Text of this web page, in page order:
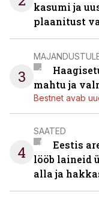
kasumi ja
plaanitust
3
mahtu ja
Bestnet avab
4
SAATED
Eestis
lööb laineid
alla ja